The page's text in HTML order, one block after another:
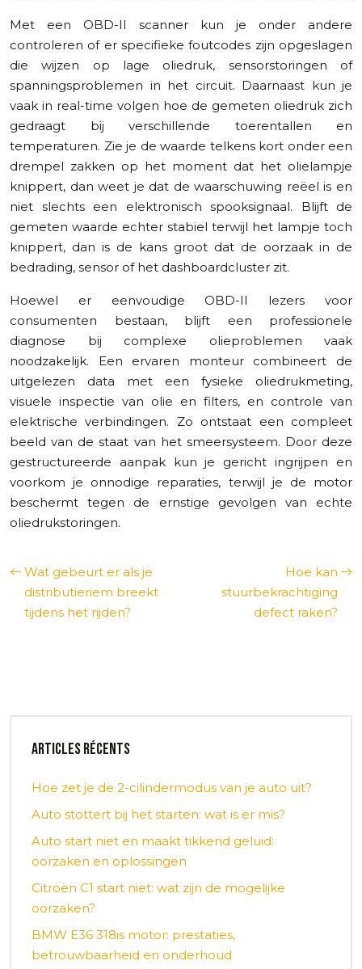
Met een OBD-II scanner kun je onder andere
controleren of er specifieke foutcodes zijn opgeslagen
die wijzen op lage oliedruk, sensorstoringen of
spanningsproblemen in het circuit. Daarnaast kun je
vaak in real-time volgen hoe de gemeten oliedruk zich
gedraagt bij verschillende toerentallen en
temperaturen. Zie je de waarde telkens kort onder een
drempel zakken op het moment dat het olielampje
knippert, dan weet je dat de waarschuwing reëel is en
niet slechts een elektronisch spooksignaal. Blijft de
gemeten waarde echter stabiel terwijl het lampje toch
knippert, dan is de kans groot dat de oorzaak in de
bedrading, sensor of het dashboardcluster zit.
Hoewel er eenvoudige OBD-II lezers voor
consumenten bestaan, blijft een professionele
diagnose bij complexe olieproblemen vaak
noodzakelijk. Een ervaren monteur combineert de
uitgelezen data met een fysieke oliedrukmeting,
visuele inspectie van olie en filters, en controle van
elektrische verbindingen. Zo ontstaat een compleet
beeld van de staat van het smeersysteem. Door deze
gestructureerde aanpak kun je gericht ingrijpen en
voorkom je onnodige reparaties, terwijl je de motor
beschermt tegen de ernstige gevolgen van echte
oliedrukstoringen.
Wat gebeurt er als je
distributieriem breekt
tijdens het rijden?
Hoe kan
stuurbekrachtiging
defect raken?
Articles récents
Hoe zet je de 2-cilindermodus van je auto uit?
Auto stottert bij het starten: wat is er mis?
Auto start niet en maakt tikkend geluid:
oorzaken en oplossingen
Citroën C1 start niet: wat zijn de mogelijke
oorzaken?
BMW E36 318is motor: prestaties,
betrouwbaarheid en onderhoud